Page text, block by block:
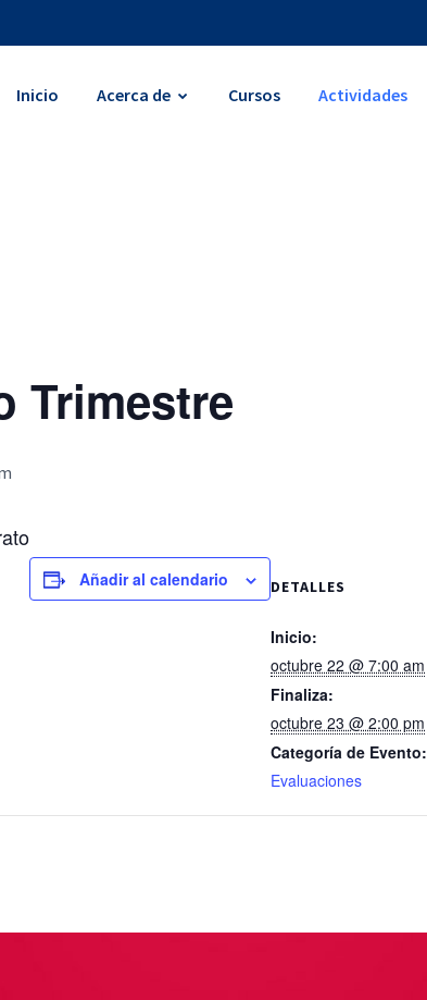
Inicio Acerca de Cursos Actividades
Trimestre
Añadir al calendario DETALLES
Inicio:
octubre 22 @ 7:00 am
Finaliza:
octubre 23 @ 2:00 pm
Categoría de Evento:
Evaluaciones